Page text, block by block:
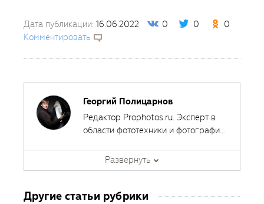
Дата публикации: 16.06.2022 0 0
0
Комментировать
Георгий Полицарнов
Редактор Prophotos.ru. Эксперт в
области фототехники и фотографии,
фотооборудования с 2007 года.
Является автором ряда обучающих
Развернуть
Другие статьи рубрики